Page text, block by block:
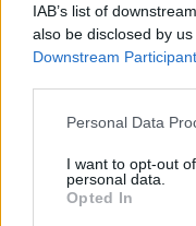
IAB’s list of
also be disclosed by
Downstream
Personal Data
I want to opt-out
personal data.
Opted In
ÚLTIMES NOTÍCIES
31